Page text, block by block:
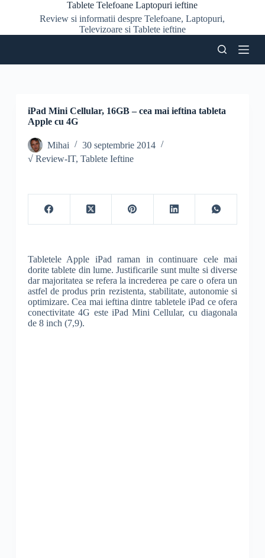
a
Tablete Telefoane Laptopuri ieftine
Review si informatii despre Telefoane, Laptopuri,
Televizoare si Tablete ieftine
iPad Mini Cellular, 16GB – cea mai ieftina tableta
Apple cu 4G
Mihai
30 septembrie 2014
√ Review-IT, Tablete Ieftine
Tabletele Apple iPad raman in continuare cele mai
dorite tablete din lume. Justificarile sunt multe si diverse
dar majoritatea se refera la increderea pe care o ofera un
astfel de produs prin rezistenta, stabilitate, autonomie si
optimizare. Cea mai ieftina dintre tabletele iPad ce ofera
conectivitate 4G este iPad Mini Cellular, cu diagonala
de 8 inch (7,9).